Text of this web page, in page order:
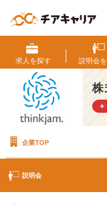
式
会
社
シ
ン
ク
の
会
求人を探す 説明会を
株
企業TOP
説明会